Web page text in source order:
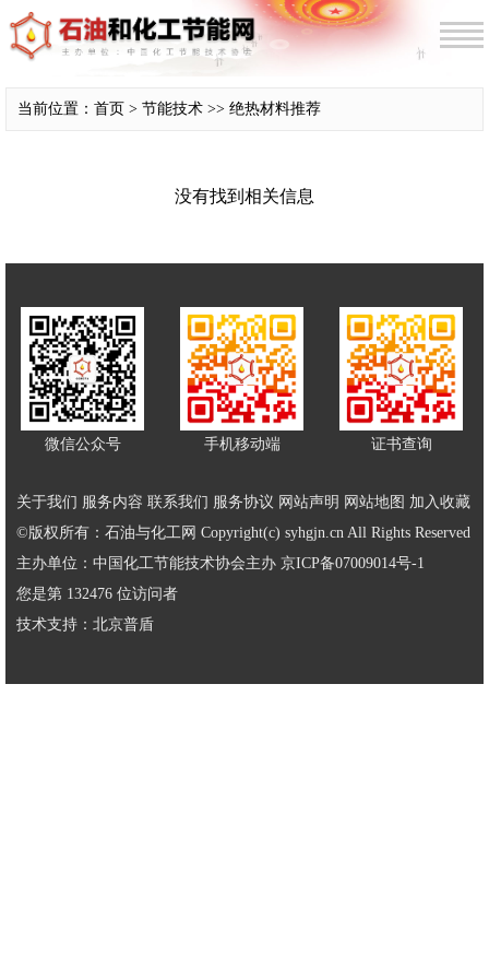
当前位置：首页 > 节能技术 >> 绝热材料推荐
没有找到相关信息
微信公众号 手机移动端 证书查询
关于我们 服务内容 联系我们 服务协议 网站声明 网站地图 加入收藏
©版权所有：石油与化工网 Copyright(c) syhgjn.cn All Rights Reserved
主办单位：中国化工节能技术协会主办 京ICP备07009014号-1
您是第 132476 位访问者
技术支持： 北京普盾